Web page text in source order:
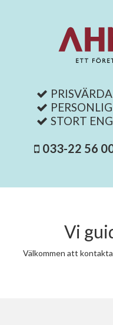
STORT
033-22 56
Vi
Välkommen att